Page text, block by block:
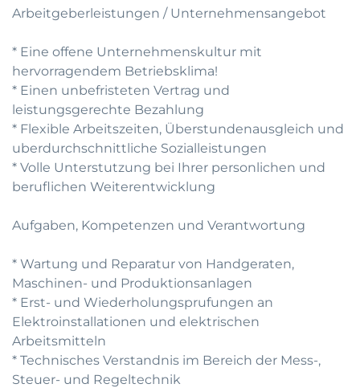
Arbeitgeberleistungen / Unternehmensangebot
* Eine offene Unternehmenskultur mit
hervorragendem Betriebsklima!
* Einen unbefristeten Vertrag und
leistungsgerechte Bezahlung
* Flexible Arbeitszeiten, Überstundenausgleich und
uberdurchschnittliche Sozialleistungen
* Volle Unterstutzung bei Ihrer personlichen und
beruflichen Weiterentwicklung
Aufgaben, Kompetenzen und Verantwortung
* Wartung und Reparatur von Handgeraten,
Maschinen- und Produktionsanlagen
* Erst- und Wiederholungsprufungen an
Elektroinstallationen und elektrischen
Arbeitsmitteln
* Technisches Verstandnis im Bereich der Mess-,
Steuer- und Regeltechnik